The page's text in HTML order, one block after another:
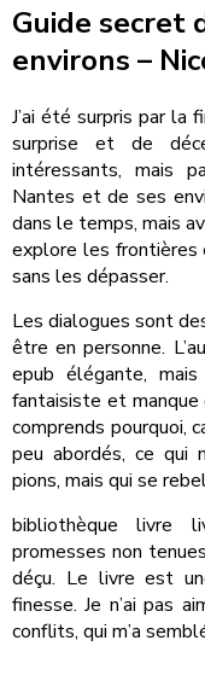
Guide secret
environs –
J’ai été surpris par la
surprise et de
intéressants, mais
Nantes et de ses
dans le temps, mais
explore les
sans les dépasser.
Les dialogues sont
être en personne.
epub élégante,
fantaisiste et manque
comprends pourquoi,
peu abordés, ce qui
pions, mais qui se
bibliothèque livre
promesses non
déçu. Le livre est
finesse. Je n’ai pas
conflits, qui m’a